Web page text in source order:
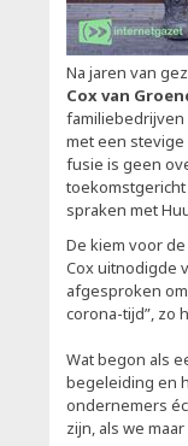
Na jaren van
Cox van
familiebedrijven
met een stevige
fusie is geen
spraken met
De kiem voor
Cox uitnodigde
afgesproken
corona-tijd”, zo
Wat begon als
begeleiding en
ondernemers
zijn, als we